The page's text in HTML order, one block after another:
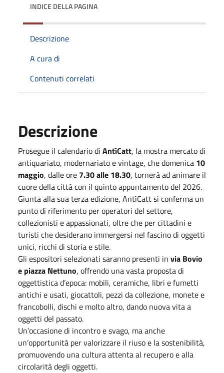
INDICE DELLA PAGINA
Descrizione
A cura di
Contenuti correlati
Descrizione
Prosegue il calendario di AntìCatt, la mostra mercato di
antiquariato, modernariato e vintage, che domenica 10
maggio, dalle ore 7.30 alle 18.30, tornerà ad animare il
cuore della città con il quinto appuntamento del 2026.
Giunta alla sua terza edizione, AntìCatt si conferma un
punto di riferimento per operatori del settore,
collezionisti e appassionati, oltre che per cittadini e
turisti che desiderano immergersi nel fascino di oggetti
unici, ricchi di storia e stile.
Gli espositori selezionati saranno presenti in via Bovio
e piazza Nettuno, offrendo una vasta proposta di
oggettistica d’epoca: mobili, ceramiche, libri e fumetti
antichi e usati, giocattoli, pezzi da collezione, monete e
francobolli, dischi e molto altro, dando nuova vita a
oggetti del passato.
Un’occasione di incontro e svago, ma anche
un’opportunità per valorizzare il riuso e la sostenibilità,
promuovendo una cultura attenta al recupero e alla
circolarità degli oggetti.